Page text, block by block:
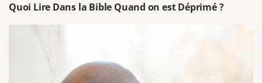
Quoi Lire Dans la Bible Quand on est Déprimé ?